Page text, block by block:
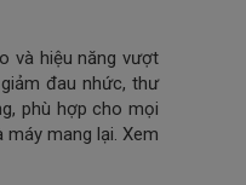
và hiệu năng vượt
đau nhức, thư
phù hợp cho mọi
mang lại. Xem